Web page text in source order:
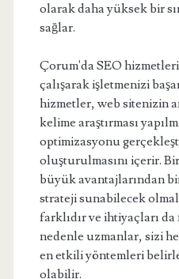
olarak daha yüksek bir
sağlar.
Çorum'da SEO
çalışarak işletmenizi
hizmetler, web sitenizin
kelime araştırması
optimizasyonu
oluşturulmasını içerir.
büyük avantajlarından
strateji sunabilecek
farklıdır ve ihtiyaçları
nedenle uzmanlar, sizi
en etkili yöntemleri
olabilir.